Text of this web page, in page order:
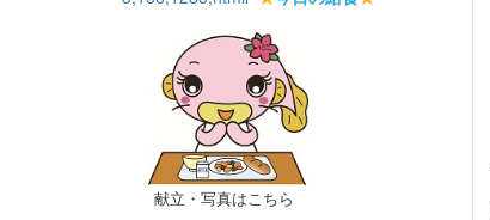
献立・写真はこちら